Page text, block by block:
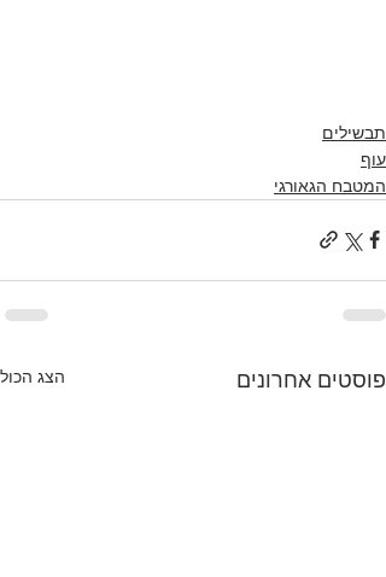
תבשילים
עוף
המטבח הגאורגי
פוסטים אחרונים הצג הכול